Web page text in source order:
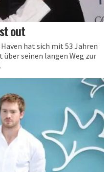
out
hat sich mit 53 Jahren
seinen langen Weg zur